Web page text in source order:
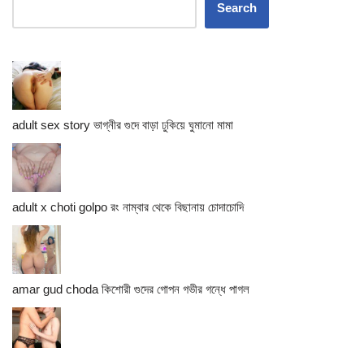
Search
adult sex story ভাগ্নীর গুদে বাড়া ঢুকিয়ে ঘুমানো মামা
adult x choti golpo রং নাম্বার থেকে বিছানায় চোদাচোদি
amar gud choda কিশোরী গুদের গোপন গভীর গন্ধে পাগল